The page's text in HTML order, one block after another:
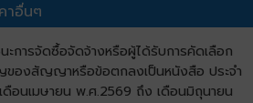
าอื่นๆ
ะการจัดซื้อจัดจ้างหรือผู้ได้รับการคัดเลือก
ของสัญญาหรือข้อตกลงเป็นหนังสือ ประจำ
ดือนเมษายน พ.ศ.2569 ถึง เดือนมิถุนายน